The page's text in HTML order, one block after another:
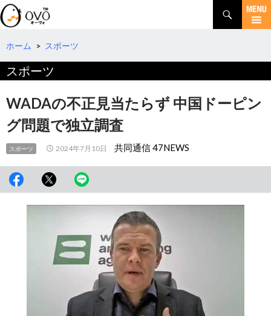
検
索
コ
テ
へ
移
ホーム > スポーツ
スポーツ
WADAの不正見当たらず 中国ドーピン
グ問題で独立調査
スポーツ 2024年7月10日 共同通信 47NEWS